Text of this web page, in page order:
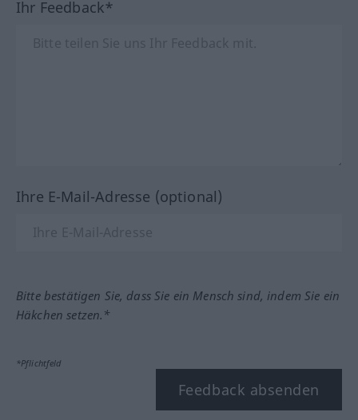
Ihr Feedback*
Ihre E-Mail-Adresse (optional)
Bitte bestätigen Sie, dass Sie ein Mensch sind, indem Sie ein
Häkchen setzen.*
*Pflichtfeld
Feedback absenden